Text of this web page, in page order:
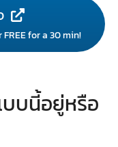
for a 30 min!
บนี้อยู่หรือ